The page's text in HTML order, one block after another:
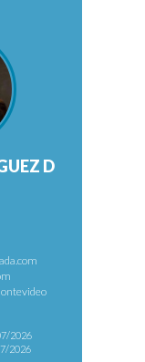
D
2026
2026